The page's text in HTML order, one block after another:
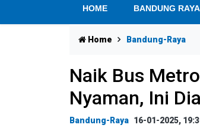
HOME BANDUNG RAYA
Home Bandung-Raya
Naik Bus
Nyaman, Ini
Bandung-Raya 16-01-2025,